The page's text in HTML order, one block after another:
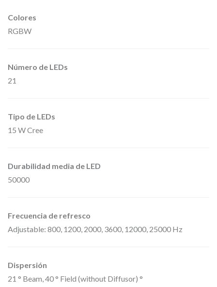
Colores
RGBW
Número de LEDs
21
Tipo de LEDs
15 W Cree
Durabilidad media de LED
50000
Frecuencia de refresco
Adjustable: 800, 1200, 2000, 3600, 12000, 25000 Hz
Dispersión
21 ° Beam, 40 ° Field (without Diffusor) °